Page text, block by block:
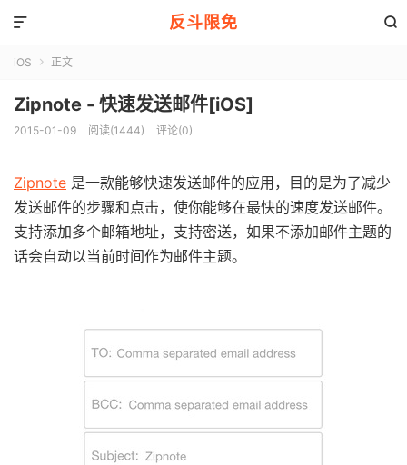
反斗限免 

iOS  正文
Zipnote - 快速发送邮件[iOS]
2015-01-09 阅读(1444) 评论(0)
Zipnote 是一款能够快速发送邮件的应用，目的是为了减少
发送邮件的步骤和点击，使你能够在最快的速度发送邮件。
支持添加多个邮箱地址，支持密送，如果不添加邮件主题的
话会自动以当前时间作为邮件主题。